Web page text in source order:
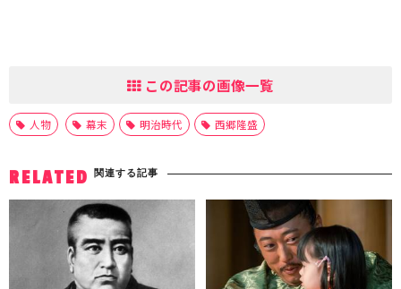
この記事の画像一覧
人物 幕末 明治時代 西郷隆盛
RELATED 関連する記事